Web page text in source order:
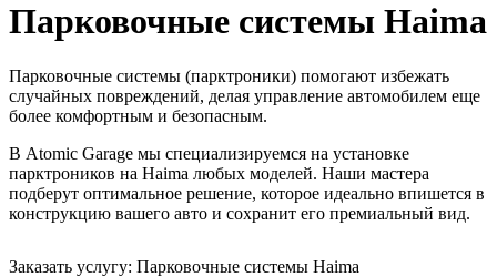
Парковочные системы Haima
Парковочные системы (парктроники) помогают избежать
случайных повреждений, делая управление автомобилем еще
более комфортным и безопасным.
В Atomic Garage мы специализируемся на установке
парктроников на Haima любых моделей. Наши мастера
подберут оптимальное решение, которое идеально впишется в
конструкцию вашего авто и сохранит его премиальный вид.
Заказать услугу: Парковочные системы Haima